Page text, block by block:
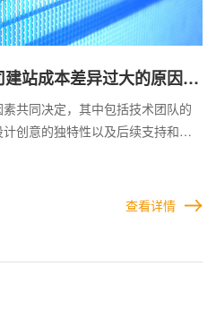
站成本差异过大的原因是
共同决定，其中包括技术团队的
创意的独特性以及后续支持和维
。 高端网站建设公司建站成本差
务范围、设计独特性以及后续维
查看详情